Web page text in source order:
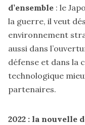
d’ensemble : le
la guerre, il veut
environnement
aussi dans
défense et dans la
technologique
partenaires.
2022 : la nouvelle